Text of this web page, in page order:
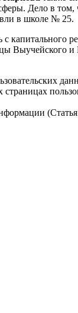
Дело в
в школе № 25.